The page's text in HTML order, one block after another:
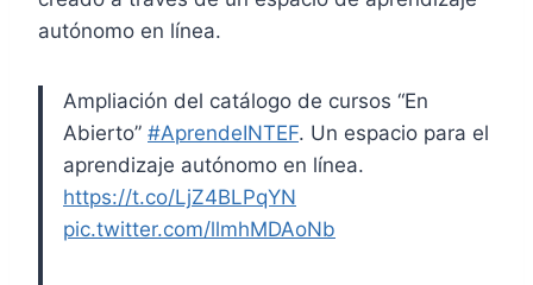
autónomo en línea.
Ampliación del catálogo de cursos “En
Abierto” #AprendeINTEF. Un espacio para el
aprendizaje autónomo en línea.
https://t.co/LjZ4BLPqYN
pic.twitter.com/llmhMDAoNb